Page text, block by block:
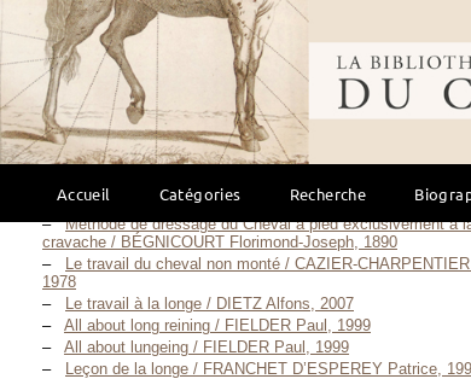
Bibliothèque
Accueil Catégories Recherche
Principes élémentaires d’Équitation / Anonyme, 1811
Practische Anleitung zur Bearbeitung des Pferdes an der
Longe / ARNIM Richard VON, 1876
Dressage du cheval aux piliers / BARRY Jean-Claude,
Le travail à la main selon l’École française / BARRY
Mars 2014
Le travail à pied de votre cheval / BAYLEY Lesley, Mai
1970
Méthode de dressage du Cheval à pied exclusivement à
cravache / BÉGNICOURT Florimond-Joseph, 1890
Le travail du cheval non monté / CAZIER-CHARPENTIER
1978
Le travail à la longe / DIETZ Alfons, 2007
All about long reining / FIELDER Paul, 1999
All about lungeing / FIELDER Paul, 1999
Leçon de la longe / FRANCHET D’ESPEREY Patrice,